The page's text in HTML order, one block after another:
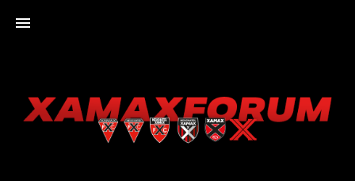
XAMAXFORUM